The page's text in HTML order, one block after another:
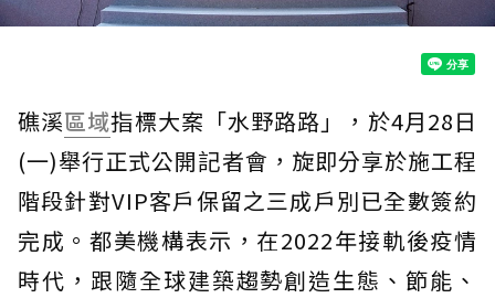
礁溪區域指標大案「水野路路」，於4月28日
(一)舉行正式公開記者會，旋即分享於施工程
階段針對VIP客戶保留之三成戶別已全數簽約
完成。都美機構表示，在2022年接軌後疫情
時代，跟隨全球建築趨勢創造生態、節能、